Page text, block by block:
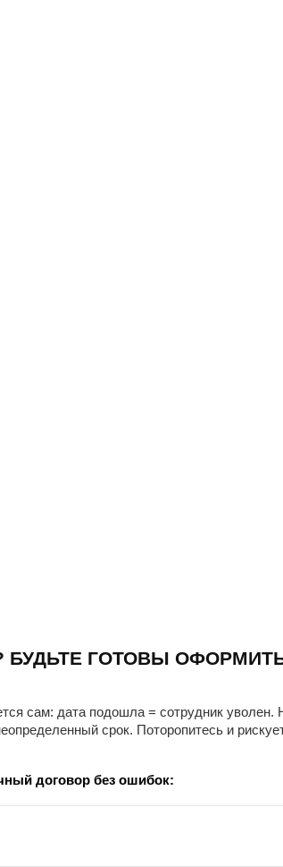
ГОТОВЫ
сам: дата подошла = сотрудник
срок. Поторопитесь и
договор без ошибок: